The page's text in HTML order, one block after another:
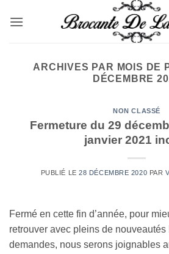
ARCHIVES PAR MOIS DE
DÉCEMBRE
NON CLASSÉ
Fermeture du 29
janvier 2021
PUBLIÉ LE28 DÉCEMBRE 2020 PAR
Fermé en cette fin d’année, pour
retrouver avec pleins de nouveautés
demandes, nous serons joignables